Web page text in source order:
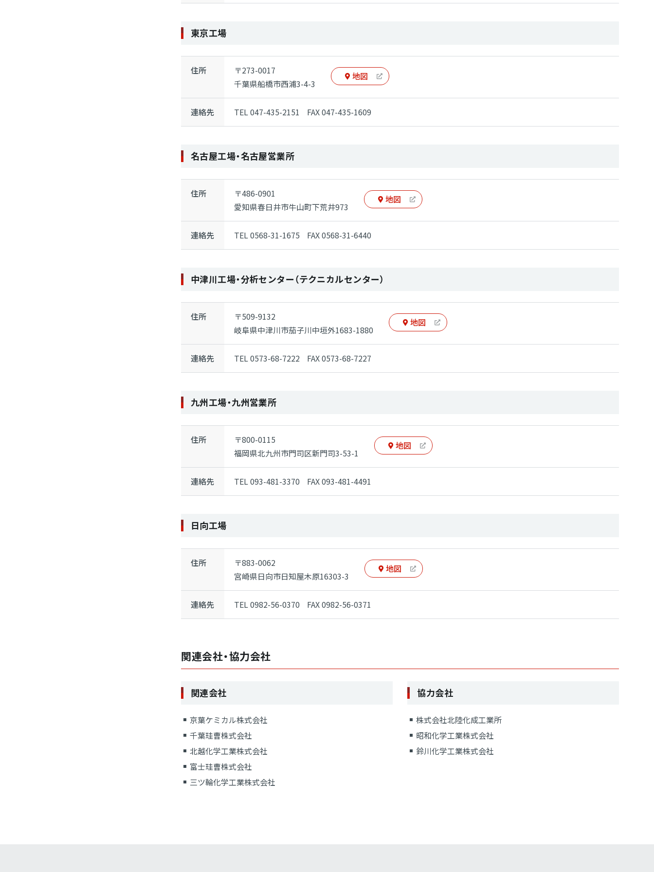
東京工場
住所
〒273-0017
千葉県船橋市西浦3-4-3
地図
連絡先 TEL 047-435-2151 FAX 047-435-1609
名古屋工場・名古屋営業所
住所
〒486-0901
愛知県春日井市牛山町下荒井973
地図
連絡先 TEL 0568-31-1675 FAX 0568-31-6440
中津川工場・分析センター（テクニカルセンター）
住所
〒509-9132
岐阜県中津川市茄子川中垣外1683-1880
地図
連絡先 TEL 0573-68-7222 FAX 0573-68-7227
九州工場・九州営業所
住所
〒800-0115
福岡県北九州市門司区新門司3-53-1
地図
連絡先 TEL 093-481-3370 FAX 093-481-4491
日向工場
住所
〒883-0062
宮崎県日向市日知屋木原16303-3
地図
連絡先 TEL 0982-56-0370 FAX 0982-56-0371
関連会社・協力会社
関連会社
京葉ケミカル株式会社
千葉珪曹株式会社
北越化学工業株式会社
富士珪曹株式会社
三ツ輪化学工業株式会社
協力会社
株式会社北陸化成工業所
昭和化学工業株式会社
鈴川化学工業株式会社